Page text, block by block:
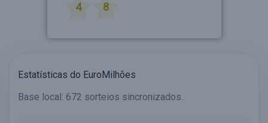
4 8
Estatísticas do EuroMilhões
Base local: 672 sorteios sincronizados.